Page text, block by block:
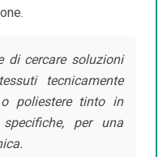
di cercare soluzioni
tecnicamente
poliestere tinto in
per una